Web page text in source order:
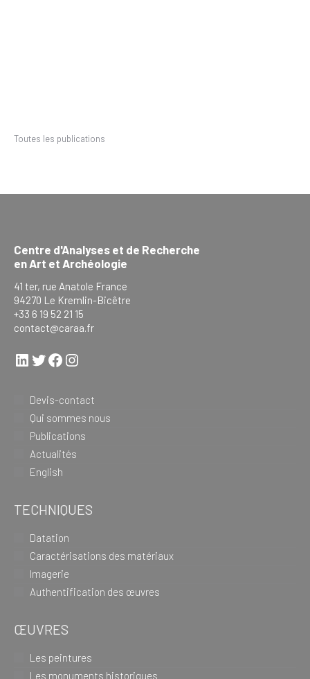
Toutes les publications
Centre d'Analyses et de Recherche
en Art et Archéologie
41 ter, rue Anatole France
94270 Le Kremlin-Bicêtre
+33 6 19 52 21 15
contact@caraa.fr
LinkedIn
Twitter
Facebook
Instagram
Devis-contact
Qui sommes nous
Publications
Actualités
English
TECHNIQUES
Datation
Caractérisations des matériaux
Imagerie
Authentification des œuvres
ŒUVRES
Les peintures
Les monuments historiques